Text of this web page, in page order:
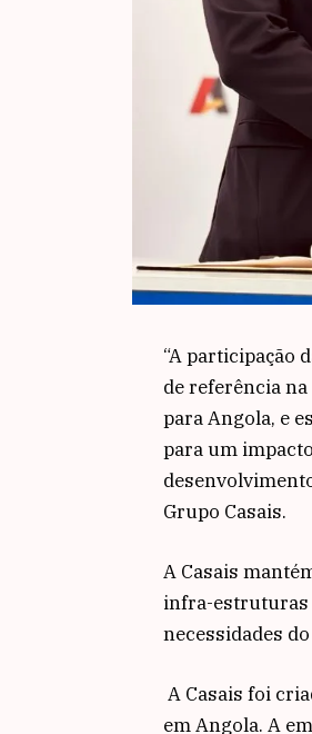
“A participação
de referência
para Angola, e
para um
Grupo Casais.
A Casais
infra-estruturas
necessidades
A Casais foi
em Angola. A